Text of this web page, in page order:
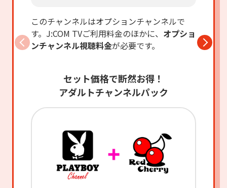
このチャンネルはオプションチャンネルで
す。 J:COM TVご利用料金のほかに、 オプショ
ンチャンネル視聴料金が必要です。
セット価格で断然お得！
アダルトチャンネルパック